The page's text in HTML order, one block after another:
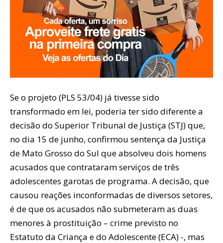
Se o projeto (PLS 53/04) já tivesse sido
transformado em lei, poderia ter sido diferente a
decisão do Superior Tribunal de Justiça (STJ) que,
no dia 15 de junho, confirmou sentença da Justiça
de Mato Grosso do Sul que absolveu dois homens
acusados que contrataram serviços de três
adolescentes garotas de programa. A decisão, que
causou reações inconformadas de diversos setores,
é de que os acusados não submeteram as duas
menores à prostituição – crime previsto no
Estatuto da Criança e do Adolescente (ECA) -, mas